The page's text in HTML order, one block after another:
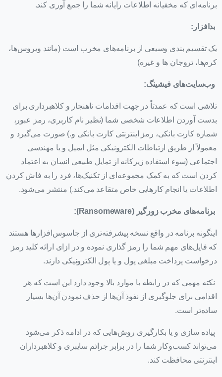
برنامه‌ای که مخفیانه اطلاعات رایانه شما را جمع آوری کند.
بدافزار:
یک تقسیم بندی وسیعی از برنامه‌های مخرب است (مانند ویروس‌ها،
کرم‌ها، تروجان ها و غیره)
وب‌سایت‌های فیشینگ:
تلاشی است که عمدتاً در جهت اقدامات ناهنجار و کلاهبرداری برای
بدست آوردن اطلاعات شخصی شما (نظیر نام کاربری، رمز عبور،
شماره کارت بانکی، رمز اینترنتی کارت بانکی و.) صورت می‌گیرد و
معمولاً از طریق ارتباطات الکترونیکی مثل ایمیل و یا مهندسی
اجتماعی (سوء استفاده زیرکانه از تمایل طبیعی انسان به اعتماد
کردن است که به کمک مجموعه‌ای از تکنیک‌ها، فرد را به فاش کردن
اطلاعات یا انجام کارهایی خاص متقاعد می‌کند.) منتشر می‌شود.
برنامه‌های مخرب زورگیر (Ransomeware
):
اینگونه برنامه در واقع نسخه پیشرفته‌تری از جاسوس‌افزارها هستند
که فایل‌های مهم شما را رمز گذاری نموده و در ازای ارائه کلید رمز
درخواست پرداخت مبلغی پول و یا پول الکترونیکی دارند.
نکته مهمی که در رابطه با موارد بالا وجود دارد این است که هر
اقدامی برای جلوگیری از نفوذ آن‌ها از حذف نمودن آن‌ها بسیار
ساده‌تر است.
پیاده سازی و یا بکارگیری روش‌هایی که در ادامه ذکر می‌شود
می‌تواند کسب‌وکار شما را در برابر جرائم سایبری و کلاهبرداران
اینترنتی محافظت کند.